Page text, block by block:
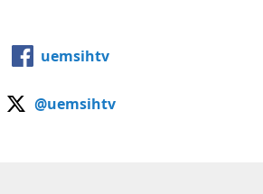
uemsihtv
@uemsihtv